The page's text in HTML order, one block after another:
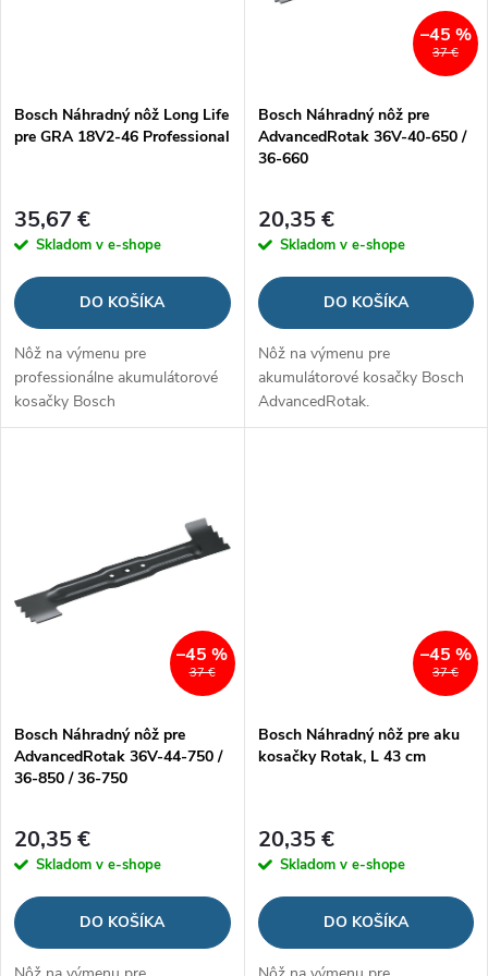
p
o
d
u
k
p
r
o
d
u
k
t
Bosch Náhradný nôž Long Life
pre GRA 18V2-46 Professional
35,67 €
Skladom v e-shope
DO KOŠÍKA
Nôž na výmenu pre
professionálne akumulátorové
kosačky Bosch
37 €
–45 %
Bosch Náhradný nôž pre
AdvancedRotak 36V-40-650 /
36-660
20,35 €
Skladom v e-shope
DO KOŠÍKA
Nôž na výmenu pre
akumulátorové kosačky Bosch
AdvancedRotak.
37 €
–45 %
Bosch Náhradný nôž pre
AdvancedRotak 36V-44-750 /
36-850 / 36-750
20,35 €
Skladom v e-shope
DO KOŠÍKA
37 €
–45 %
Bosch Náhradný nôž pre aku
kosačky Rotak, L 43 cm
20,35 €
Skladom v e-shope
DO KOŠÍKA